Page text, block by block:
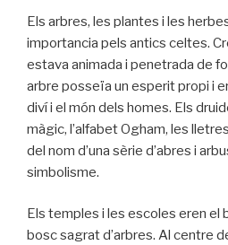
Els arbres, les plantes i les
importancia pels antics celtes.
estava animada i penetrada de
arbre posseïa un esperit propi i
diví i el món dels homes. Els
màgic, l’alfabet Ogham, les
del nom d’una sèrie d’abres i
simbolisme.
Els temples i les escoles eren el
bosc sagrat d’arbres. Al centre